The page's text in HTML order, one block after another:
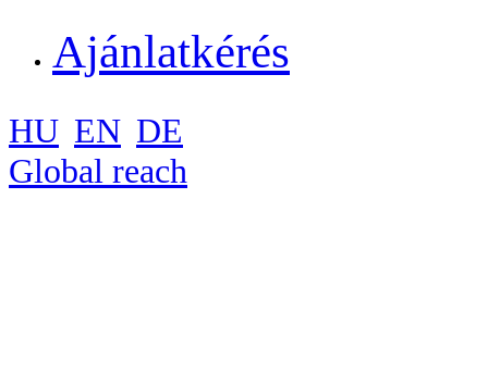
Ajánlatkérés
HU EN DE
Global reach